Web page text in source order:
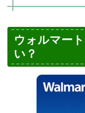
ウォルマー
い？